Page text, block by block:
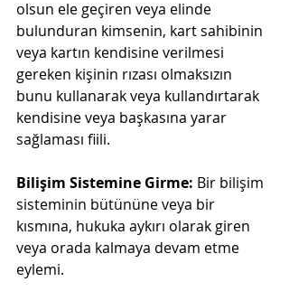
olsun ele geçiren veya elinde
bulunduran kimsenin, kart sahibinin
veya kartın kendisine verilmesi
gereken kişinin rızası olmaksızın
bunu kullanarak veya kullandırtarak
kendisine veya başkasına yarar
sağlaması fiili.
Bilişim Sistemine Girme: Bir bilişim
sisteminin bütününe veya bir
kısmına, hukuka aykırı olarak giren
veya orada kalmaya devam etme
eylemi.